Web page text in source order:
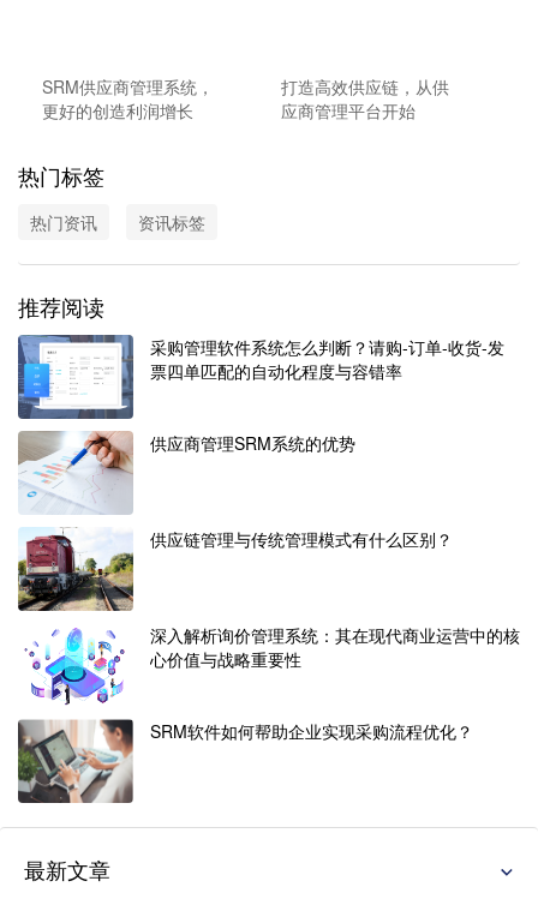
SRM供应商管理系统，
更好的创造利润增长
打造高效供应链，从供
应商管理平台开始
热门标签
热门资讯 资讯标签
推荐阅读
采购管理软件系统怎么判断？请购-订单-收货-发
票四单匹配的自动化程度与容错率
供应商管理SRM系统的优势
供应链管理与传统管理模式有什么区别？
深入解析询价管理系统：其在现代商业运营中的核
心价值与战略重要性
SRM软件如何帮助企业实现采购流程优化？
最新文章